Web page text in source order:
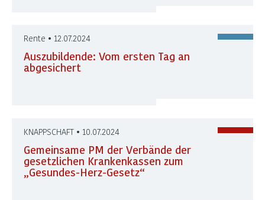
Rente • 12.07.2024
Auszubildende: Vom ersten Tag an
abgesichert
KNAPPSCHAFT • 10.07.2024
Gemeinsame PM der Verbände der
gesetzlichen Krankenkassen zum
„Gesundes-Herz-Gesetz“